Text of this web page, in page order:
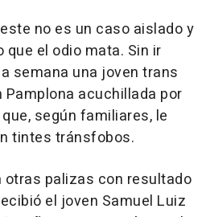
no es un caso aislado y
el odio mata. Sin ir
semana una joven trans
acuchillada por
según familiares, le
tintes tránsfobos.
palizas con resultado
el joven Samuel Luiz